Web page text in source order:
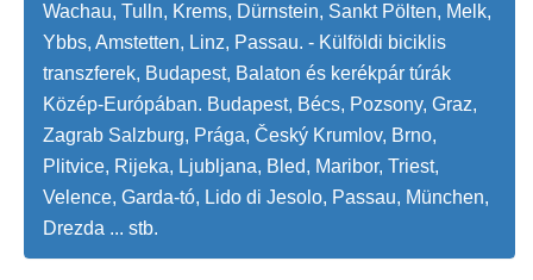
Wachau, Tulln, Krems, Dürnstein, Sankt Pölten, Melk,
Ybbs, Amstetten, Linz, Passau. - Külföldi biciklis
transzferek, Budapest, Balaton és kerékpár túrák
Közép-Európában. Budapest, Bécs, Pozsony, Graz,
Zagrab Salzburg, Prága, Český Krumlov, Brno,
Plitvice, Rijeka, Ljubljana, Bled, Maribor, Triest,
Velence, Garda-tó, Lido di Jesolo, Passau, München,
Drezda ... stb.